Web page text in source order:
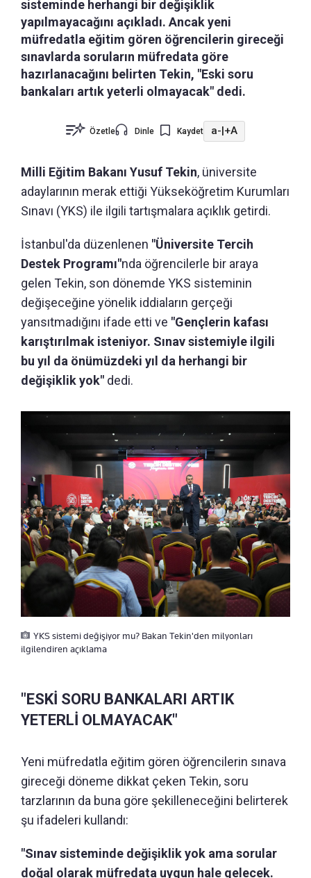
sisteminde herhangi bir değişiklik
yapılmayacağını açıkladı. Ancak yeni
müfredatla eğitim gören öğrencilerin gireceği
sınavlarda soruların müfredata göre
hazırlanacağını belirten Tekin, "Eski soru
bankaları artık yeterli olmayacak" dedi.
Özetle Dinle Kaydet a- +A
Milli Eğitim Bakanı Yusuf Tekin, üniversite
adaylarının merak ettiği Yükseköğretim Kurumları
Sınavı (YKS) ile ilgili tartışmalara açıklık getirdi.
İstanbul'da düzenlenen "Üniversite Tercih
Destek Programı"nda öğrencilerle bir araya
gelen Tekin, son dönemde YKS sisteminin
değişeceğine yönelik iddiaların gerçeği
yansıtmadığını ifade etti ve "Gençlerin kafası
karıştırılmak isteniyor. Sınav sistemiyle ilgili
bu yıl da önümüzdeki yıl da herhangi bir
değişiklik yok" dedi.
YKS sistemi değişiyor mu? Bakan Tekin'den milyonları
ilgilendiren açıklama
"ESKİ SORU BANKALARI ARTIK
YETERLİ OLMAYACAK"
Yeni müfredatla eğitim gören öğrencilerin sınava
gireceği döneme dikkat çeken Tekin, soru
tarzlarının da buna göre şekilleneceğini belirterek
şu ifadeleri kullandı:
"Sınav sisteminde değişiklik yok ama sorular
doğal olarak müfredata uygun hale gelecek.